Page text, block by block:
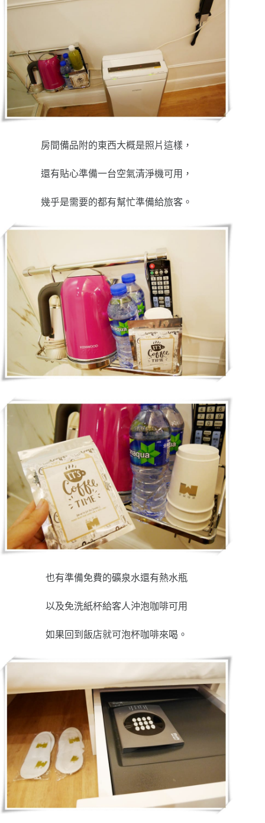
房間備品附的東西大概是照片這樣，
還有貼心準備一台空氣清淨機可用，
幾乎是需要的都有幫忙準備給旅客。
也有準備免費的礦泉水還有熱水瓶
以及免洗紙杯給客人沖泡咖啡可用
如果回到飯店就可泡杯咖啡來喝。